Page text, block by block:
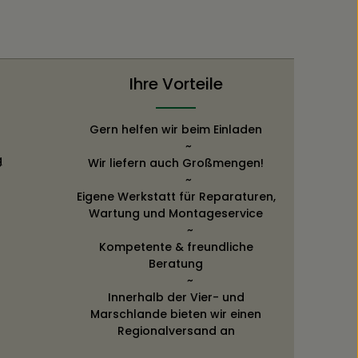
Ihre Vorteile
Gern helfen wir beim Einladen
~
Wir liefern auch Großmengen!
~
Eigene Werkstatt für Reparaturen,
Wartung und Montageservice
~
Kompetente & freundliche
Beratung
~
Innerhalb der Vier- und
Marschlande bieten wir einen
Regionalversand an